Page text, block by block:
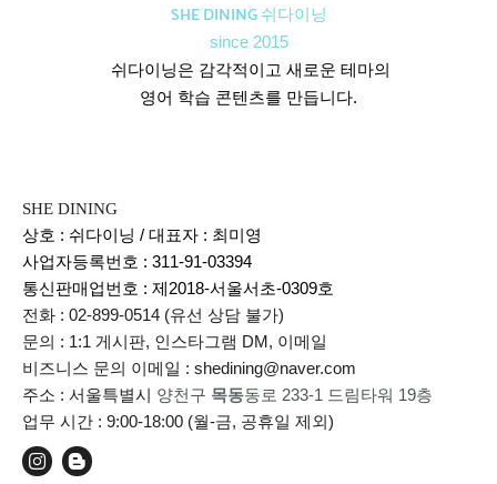
SHE DINING 쉬다이닝
since 2015
쉬다이닝은 감각적이고 새로운 테마의
영어 학습 콘텐츠를 만듭니다.
SHE DINING
상호 : 쉬다이닝 / 대표자 : 최미영
사업자등록번호 : 311-91-03394
통신판매업번호 : 제2018-서울서초-0309호
전화 : 02-899-0514 (유선 상담 불가)
문의 : 1:1 게시판, 인스타그램 DM, 이메일
비즈니스 문의 이메일 : shedining@naver.com
주소 : 서울특별시 양천구 목동동로 233-1 드림타워 19층
업무 시간 : 9:00-18:00 (월-금, 공휴일 제외)